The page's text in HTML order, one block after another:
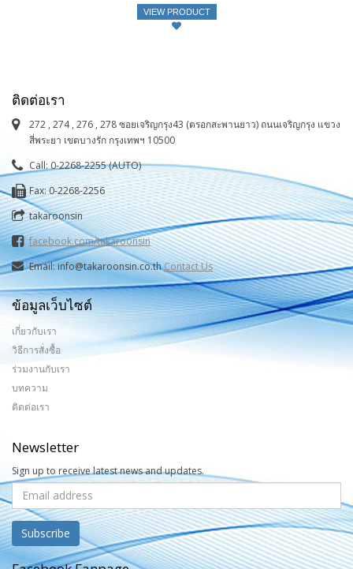
VIEW PRODUCT
ติดต่อเรา
272 , 274 , 276 , 278 ซอยเจริญกรุง43 (ตรอกสะพานยาว) ถนนเจริญกรุง แขวง
สี่พระยา เขตบางรัก กรุงเทพฯ 10500
Call: 0-2268-2255 (AUTO)
Fax: 0-2268-2256
takaroonsin
facebook.com/takaroonsin
Email: info@takaroonsin.co.thContact Us
ข้อมูลเว็บไซต์
เกี่ยวกับเรา
วิธีการสั่งซื้อ
ร่วมงานกับเรา
บทความ
ติดต่อเรา
Newsletter
Sign up to receive latest news and updates.